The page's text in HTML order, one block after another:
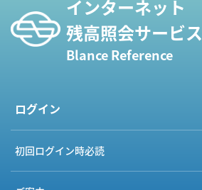
インターネット
残高照会サービス
Blance Reference
ログイン
初回ログイン時必読